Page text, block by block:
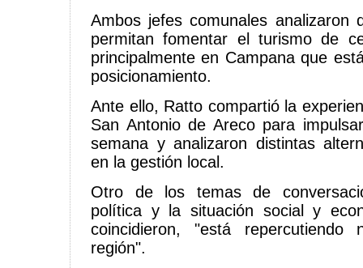
Ambos jefes comunales analizaron
permitan fomentar el turismo de
principalmente en Campana que
posicionamiento.
Ante ello, Ratto compartió la
San Antonio de Areco para
semana y analizaron distintas
en la gestión local.
Otro de los temas de
política y la situación social y
coincidieron, "está repercutiendo
región".